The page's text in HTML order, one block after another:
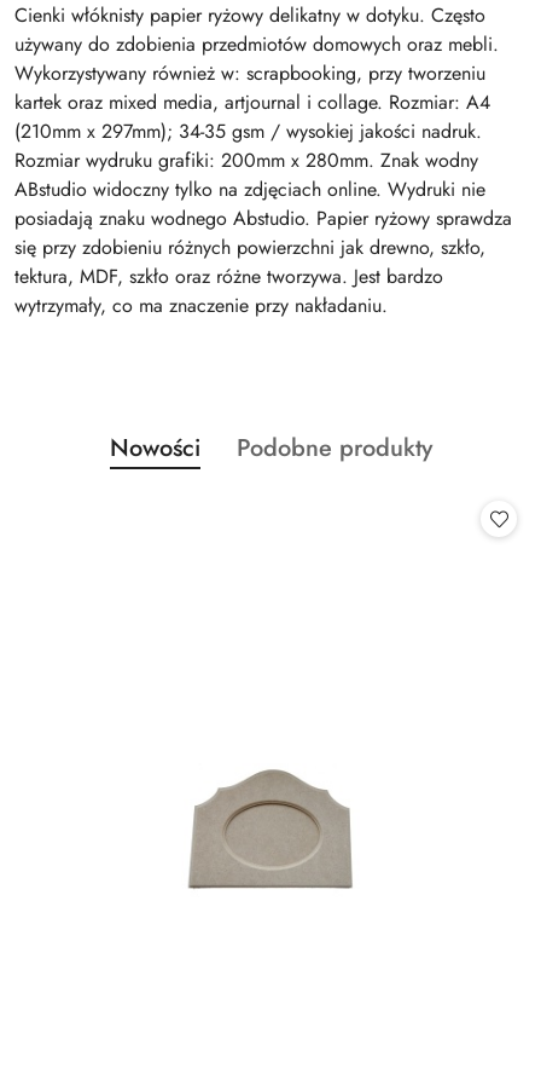
Cienki włóknisty papier ryżowy delikatny w dotyku. Często
używany do zdobienia przedmiotów domowych oraz mebli.
Wykorzystywany również w: scrapbooking, przy tworzeniu
kartek oraz mixed media, artjournal i collage. Rozmiar: A4
(210mm x 297mm); 34-35 gsm / wysokiej jakości nadruk.
Rozmiar wydruku grafiki: 200mm x 280mm. Znak wodny
ABstudio widoczny tylko na zdjęciach online. Wydruki nie
posiadają znaku wodnego Abstudio. Papier ryżowy sprawdza
się przy zdobieniu różnych powierzchni jak drewno, szkło,
tektura, MDF, szkło oraz różne tworzywa. Jest bardzo
wytrzymały, co ma znaczenie przy nakładaniu.
Pomiń karuzelę produktów
Produkty
o
Nowości
Produkty
Podobne produkty